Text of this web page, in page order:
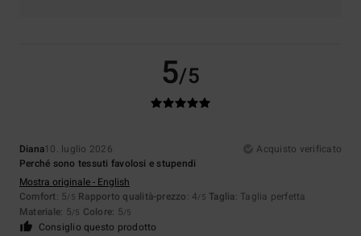
5/5
Diana10. luglio 2026
Acquisto verificato
Perché sono tessuti favolosi e stupendi
Mostra originale - English
Comfort: 5/5 Rapporto qualità-prezzo: 4/5 Taglia: Taglia perfetta
Materiale: 5/5 Colore: 5/5
Consiglio questo prodotto